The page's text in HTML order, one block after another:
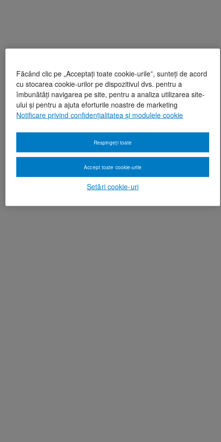
Făcând clic pe „Acceptați toate cookie-urile”, sunteți de acord
cu stocarea cookie-urilor pe dispozitivul dvs. pentru a
îmbunătăți navigarea pe site, pentru a analiza utilizarea site-
ului și pentru a ajuta eforturile noastre de marketing
Notificare privind confidențialitatea și modulele cookie
Setări cookie-uri
Respingeți toate
Accept toate cookie-urile